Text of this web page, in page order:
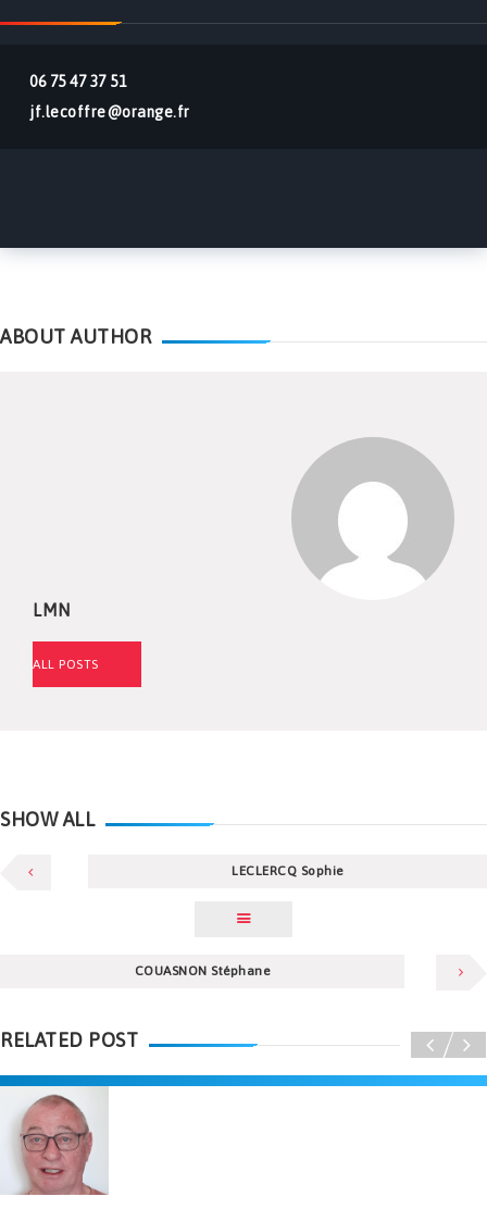
06 75 47 37 51
jf.lecoffre@orange.fr
ABOUT AUTHOR
LMN
ALL POSTS
SHOW ALL
LECLERCQ Sophie
COUASNON Stéphane
RELATED POST